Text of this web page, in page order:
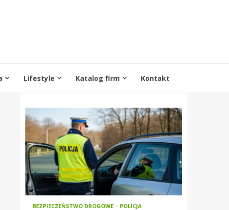
Lifestyle Katalog firm Kontakt
BEZPIECZEŃSTWO DROGOWE POLICJA